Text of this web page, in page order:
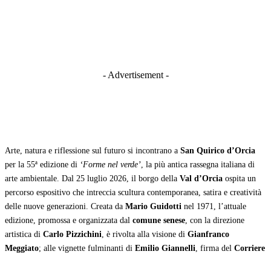
- Advertisement -
Arte, natura e riflessione sul futuro si incontrano a San Quirico d’Orcia
per la 55ª edizione di ‘Forme nel verde’, la più antica rassegna italiana di
arte ambientale. Dal 25 luglio 2026, il borgo della Val d’Orcia ospita un
percorso espositivo che intreccia scultura contemporanea, satira e creatività
delle nuove generazioni. Creata da Mario Guidotti nel 1971, l’attuale
edizione, promossa e organizzata dal comune senese, con la direzione
artistica di Carlo Pizzichini, è rivolta alla visione di Gianfranco
Meggiato; alle vignette fulminanti di Emilio Giannelli, firma del Corriere